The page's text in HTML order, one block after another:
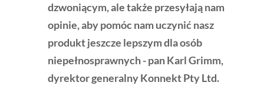
dzwoniącym, ale także przesyłają nam
opinie, aby pomóc nam uczynić nasz
produkt jeszcze lepszym dla osób
niepełnosprawnych - pan Karl Grimm,
dyrektor generalny Konnekt Pty Ltd.